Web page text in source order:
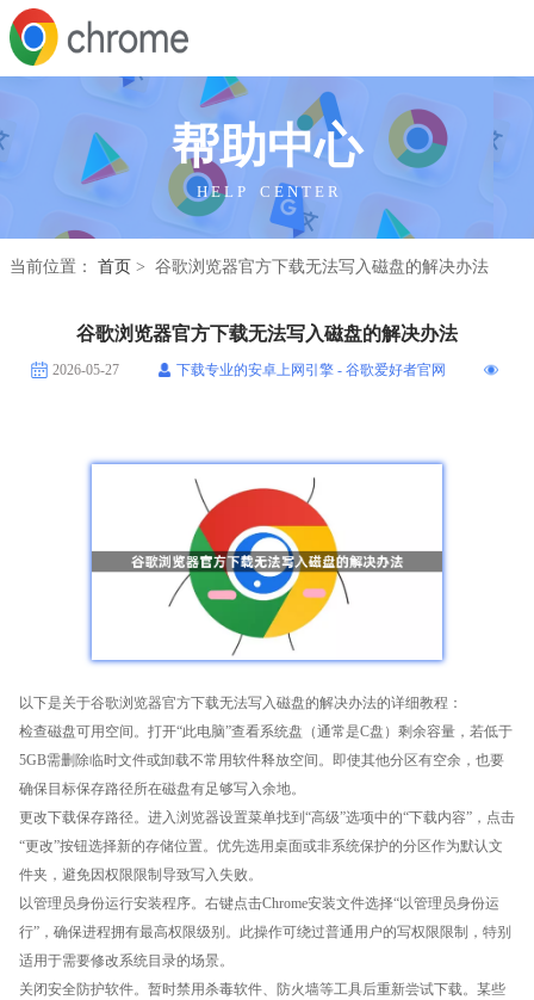
帮助中心
H E L P C E N T E R
当前位置： 首页 > 谷歌浏览器官方下载无法写入磁盘的解决办法
谷歌浏览器官方下载无法写入磁盘的解决办法
2026-05-27 下载专业的安卓上网引擎 - 谷歌爱好者官网
以下是关于谷歌浏览器官方下载无法写入磁盘的解决办法的详细教程：
检查磁盘可用空间。打开“此电脑”查看系统盘（通常是C盘）剩余容量，若低于
5GB需删除临时文件或卸载不常用软件释放空间。即使其他分区有空余，也要
确保目标保存路径所在磁盘有足够写入余地。
更改下载保存路径。进入浏览器设置菜单找到“高级”选项中的“下载内容”，点击
“更改”按钮选择新的存储位置。优先选用桌面或非系统保护的分区作为默认文
件夹，避免因权限限制导致写入失败。
以管理员身份运行安装程序。右键点击Chrome安装文件选择“以管理员身份运
行”，确保进程拥有最高权限级别。此操作可绕过普通用户的写权限限制，特别
适用于需要修改系统目录的场景。
关闭安全防护软件。暂时禁用杀毒软件、防火墙等工具后重新尝试下载。某些